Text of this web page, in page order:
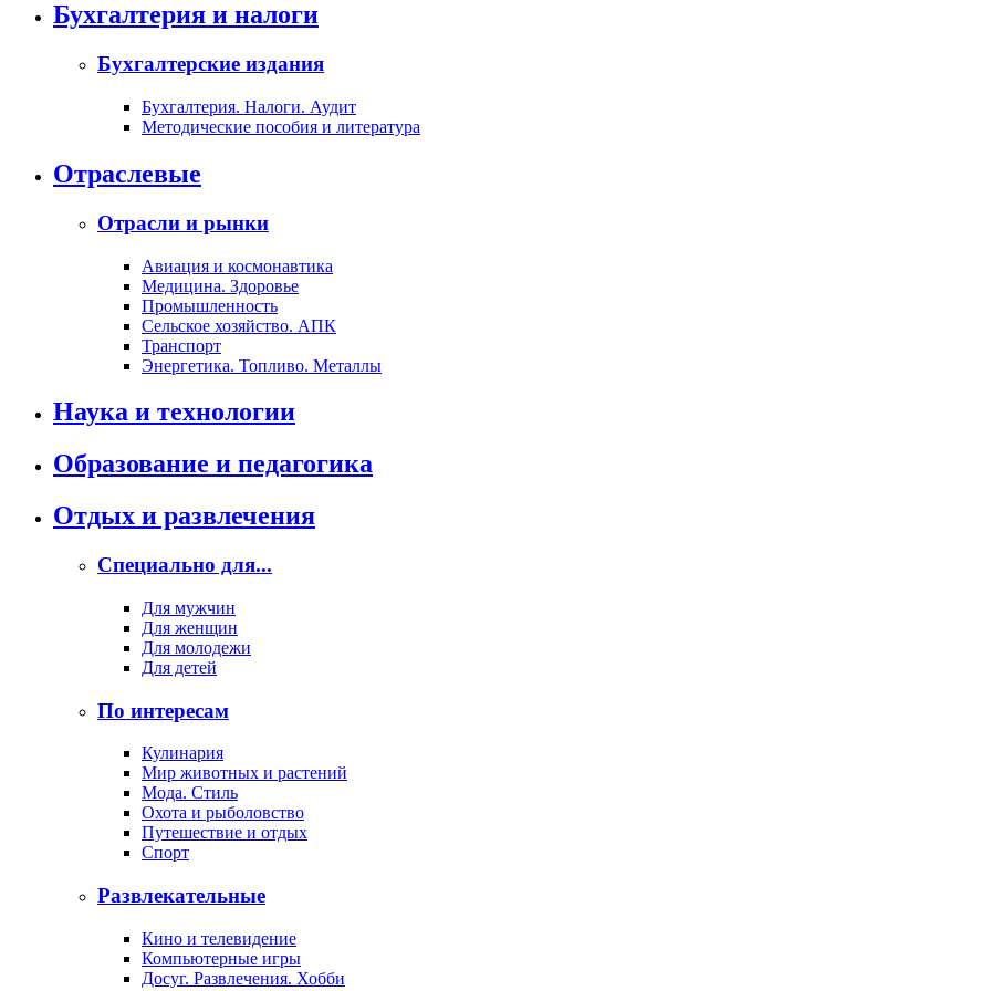
Бухгалтерия и налоги
Бухгалтерские издания
Бухгалтерия. Налоги. Аудит
Методические пособия и литература
Отраслевые
Отрасли и рынки
Авиация и космонавтика
Медицина. Здоровье
Промышленность
Сельское хозяйство. АПК
Транспорт
Энергетика. Топливо. Металлы
Наука и технологии
Образование и педагогика
Отдых и развлечения
Специально для...
Для мужчин
Для женщин
Для молодежи
Для детей
По интересам
Кулинария
Мир животных и растений
Мода. Стиль
Охота и рыболовство
Путешествие и отдых
Спорт
Развлекательные
Кино и телевидение
Компьютерные игры
Досуг. Развлечения. Хобби